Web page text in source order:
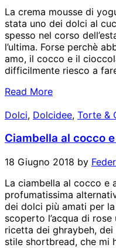
La crema mousse di
stata uno dei dolci al
spesso nel corso
l’ultima. Forse perchè
amo, il cocco e il
difficilmente riesco a
Read More
Dolci, Dolcidee, Torte &
Ciambella al cocco
18 Giugno 2018 by
La ciambella al cocco e
profumatissima
dei dolci più amati per
scoperto l’acqua di
ricetta dei ghraybeh,
stile shortbread, che mi